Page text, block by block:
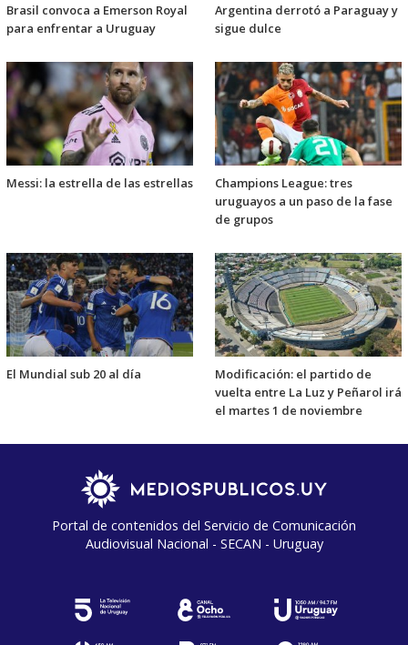
Brasil convoca a Emerson Royal
para enfrentar a Uruguay
Argentina derrotó a Paraguay y
sigue dulce
Messi: la estrella de las estrellas
Champions League: tres
uruguayos a un paso de la fase
de grupos
El Mundial sub 20 al día
Modificación: el partido de
vuelta entre La Luz y Peñarol irá
el martes 1 de noviembre
Portal de contenidos del Servicio de Comunicación
Audiovisual Nacional - SECAN - Uruguay